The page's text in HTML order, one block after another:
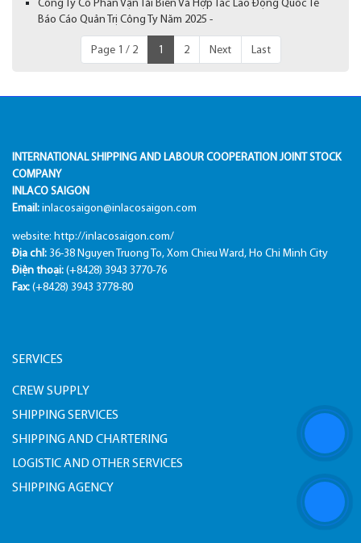
Công Ty Cổ Phần Vận Tải Biển Và Hợp Tác Lao Động Quốc Tế
Báo Cáo Quản Trị Công Ty Năm 2025 -
Page 1 / 2 1 2 Next Last
INTERNATIONAL SHIPPING AND LABOUR COOPERATION JOINT STOCK
COMPANY
INLACO SAIGON
Email:inlacosaigon@inlacosaigon.com
website: http://inlacosaigon.com/
Địa chỉ:36-38 Nguyen Truong To, Xom Chieu Ward, Ho Chi Minh City
Điện thoại:(+8428) 3943 3770-76
Fax:(+8428) 3943 3778-80
SERVICES
CREW SUPPLY
SHIPPING SERVICES
SHIPPING AND CHARTERING
LOGISTIC AND OTHER SERVICES
SHIPPING AGENCY